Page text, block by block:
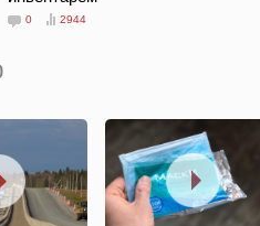
0 2944